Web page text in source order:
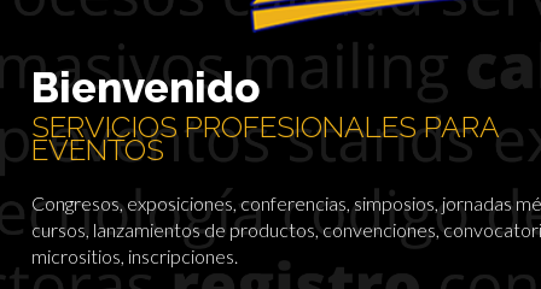
Bienvenido
SERVICIOS PROFESIONALES PARA
EVENTOS
Congresos, exposiciones, conferencias, simposios, jornadas
cursos, lanzamientos de productos, convenciones,
micrositios, inscripciones.